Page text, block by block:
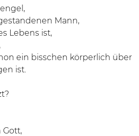
Mann,
Lebens ist,
ein bisschen körperlich über
ist.
Gott,